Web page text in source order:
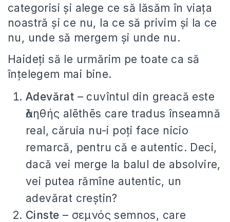
categorisi și alege ce să lăsăm în viața
noastră și ce nu, la ce să privim și la ce
nu, unde să mergem și unde nu.
Haideți să le urmărim pe toate ca să
înțelegem mai bine.
Adevărat – cuvîntul din greacă este
ἀληθής alēthēs care tradus înseamnă
real, căruia nu-i poți face nicio
remarcă, pentru că e autentic. Deci,
dacă vei merge la balul de absolvire,
vei putea rămîne autentic, un
adevărat creștin?
Cinste – σεμνός semnos, care